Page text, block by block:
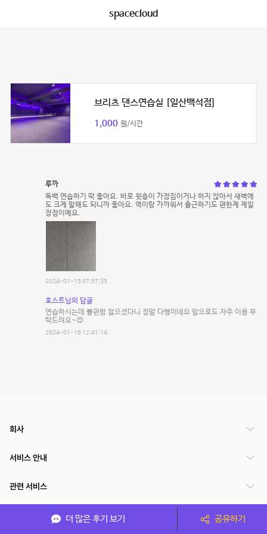
spacecloud
브리츠 댄스연습실 [일산백석점]
1,000 원/시간
루까
독백 연습하기 딱 좋아요. 바로 윗층이 가정집이거나 하지 않아서 새벽에
도 크게 말해도 되니까 좋아요. 역이랑 가까워서 출근하기도 편한게 제일
장점이예요.
2024-01-15 07:57:35
호스트님의 답글
연습하시는데 불편함 없으셨다니 정말 다행이네요 앞으로도 자주 이용 부
탁드려요~😍
2024-01-16 12:41:14
더 많은 후기 보기 공유하기
회사
서비스 안내
관련 서비스